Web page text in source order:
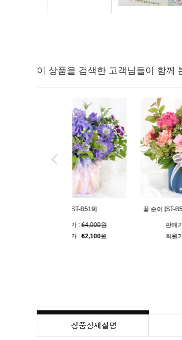
이 상품을 검색한 고객님들이 함께
꽃 순이 [ST-B520]
판매가 :
회원가 :